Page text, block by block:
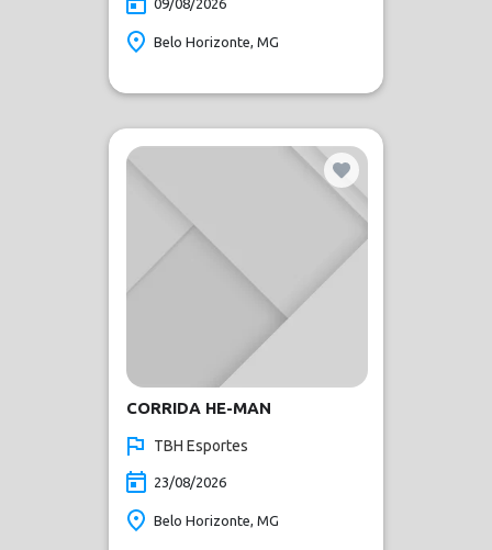
09/08/2026
Belo Horizonte, MG
CORRIDA HE-MAN
TBH Esportes
23/08/2026
Belo Horizonte, MG